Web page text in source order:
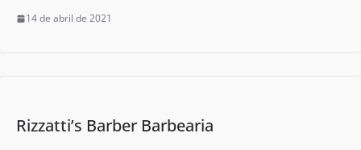
14 de abril de 2021
Rizzatti’s Barber Barbearia